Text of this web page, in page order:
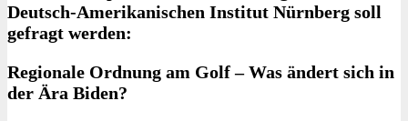
Deutsch-Amerikanischen Institut Nürnberg soll
gefragt werden:
Regionale Ordnung am Golf – Was ändert sich in
der Ära Biden?